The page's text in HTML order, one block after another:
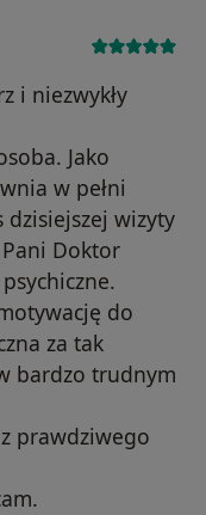
i niezwykły
Jako
w pełni
wizyty
Doktor
do
za tak
bardzo trudnym
prawdziwego